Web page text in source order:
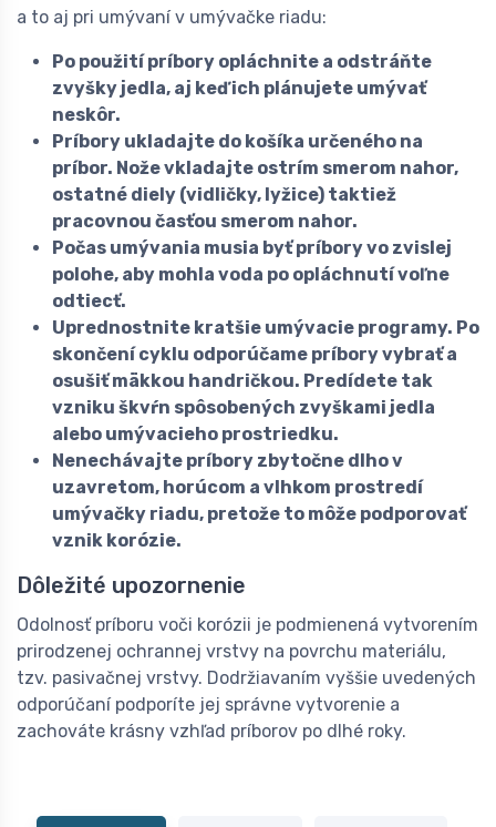
a to aj pri umývaní v umývačke riadu:
Po použití príbory opláchnite a odstráňte
zvyšky jedla, aj keď ich plánujete umývať
neskôr.
Príbory ukladajte do košíka určeného na
príbor. Nože vkladajte ostrím smerom nahor,
ostatné diely (vidličky, lyžice) taktiež
pracovnou časťou smerom nahor.
Počas umývania musia byť príbory vo zvislej
polohe, aby mohla voda po opláchnutí voľne
odtiecť.
Uprednostnite kratšie umývacie programy. Po
skončení cyklu odporúčame príbory vybrať a
osušiť mäkkou handričkou. Predídete tak
vzniku škvŕn spôsobených zvyškami jedla
alebo umývacieho prostriedku.
Nenechávajte príbory zbytočne dlho v
uzavretom, horúcom a vlhkom prostredí
umývačky riadu, pretože to môže podporovať
vznik korózie.
Dôležité upozornenie
Odolnosť príboru voči korózii je podmienená vytvorením
prirodzenej ochrannej vrstvy na povrchu materiálu,
tzv. pasivačnej vrstvy. Dodržiavaním vyššie uvedených
odporúčaní podporíte jej správne vytvorenie a
zachováte krásny vzhľad príborov po dlhé roky.